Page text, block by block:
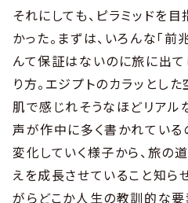
それにしても、ピラミッドを
かった。まずは、いろんな「
んて保証はないのに旅に出て
り方。エジプトのカラッとし
肌で感じれそうなほどリアル
声が作中に多く書かれている
変化していく様子から、旅の
えを成長させていること知ら
がらどこか人生の教訓的な要